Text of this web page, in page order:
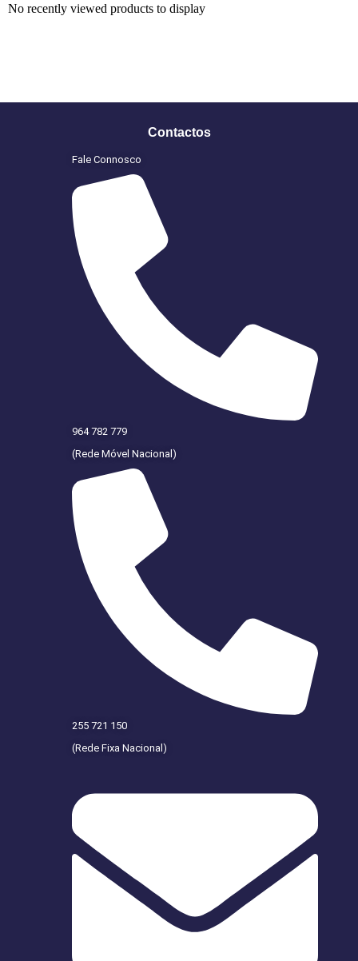
No recently viewed products to display
Contactos
Fale Connosco
964 782 779
(Rede Móvel Nacional)
255 721 150
(Rede Fixa Nacional)